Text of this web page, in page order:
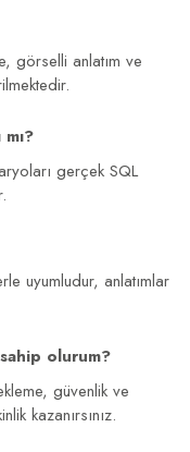
görselli anlatım ve
gerçek SQL
uyumludur, anlatımlar
olurum?
güvenlik ve
kazanırsınız.